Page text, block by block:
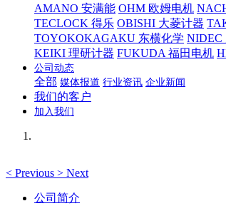
AMANO 安满能 OHM 欧姆电机
TECLOCK 得乐 OBISHI 大菱计器
TOYOKOKAGAKU 东横化学 NIDEC
KEIKI 理研计器 FUKUDA 福田电机
公司动态
全部 媒体报道 行业资讯 企业新闻
我们的客户
加入我们
< Previous > Next
公司简介